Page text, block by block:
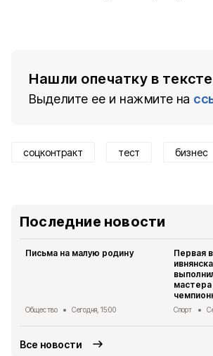
Нашли опечатку в
Выделите ее и нажмите на
соцконтракт тест бизнес
Последние новости
Письма на малую родину
Общество Сегодня, 15:00
Первая
мастера
Спорт
Все новости